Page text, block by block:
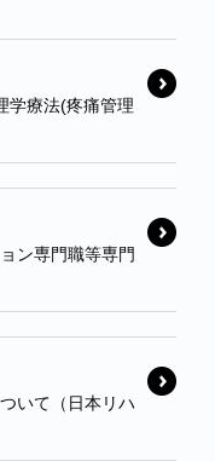
学療法(疼痛管理
ン専門職等専門
いて（日本リハ